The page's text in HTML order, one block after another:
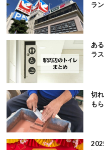
ラ
あ
ラス
切
も